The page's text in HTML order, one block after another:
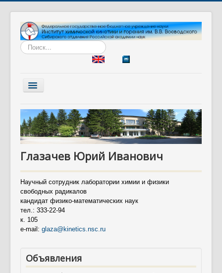
Искать...
Включить/
выключить
Главная
Институт
Наука
Образование
Диссертационный совет
Разработки
Вакансии
Контакты
Глазачев Юрий Иванович
Научный сотрудник лаборатории химии и физики
свободных радикалов
кандидат физико-математических наук
тел.: 333-22-94
к. 105
e-mail: glaza@kinetics.nsc.ru
Объявления